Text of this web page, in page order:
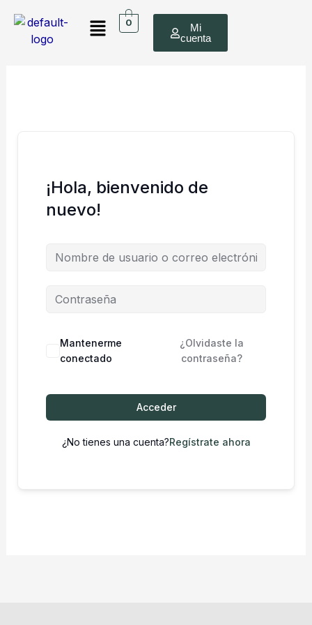
contenido
Menú0
Mi
cuenta
¡Hola, bienvenido de
nuevo!
Mantenerme
conectado
¿Olvidaste la
contraseña?
Acceder
¿No tienes una cuenta?Regístrate ahora